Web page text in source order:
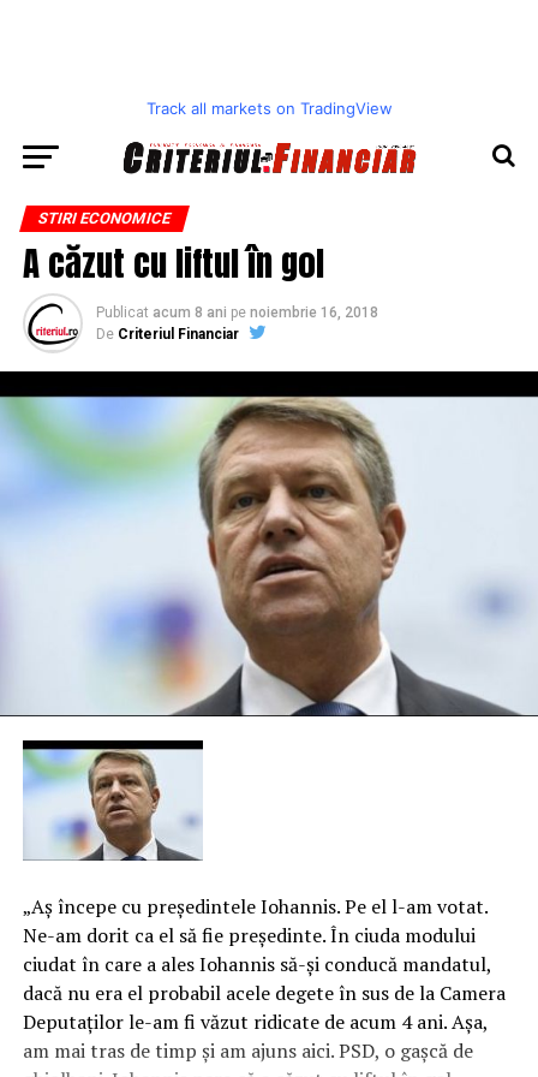
Track all markets on TradingView
STIRI ECONOMICE
A căzut cu liftul în gol
Publicat acum 8 ani pe noiembrie 16, 2018
De Criteriul Financiar
„Aş începe cu preşedintele Iohannis. Pe el l-am votat.
Ne-am dorit ca el să fie preşedinte. În ciuda modului
ciudat în care a ales Iohannis să-şi conducă mandatul,
dacă nu era el probabil acele degete în sus de la Camera
Deputaţilor le-am fi văzut ridicate de acum 4 ani. Aşa,
am mai tras de timp şi am ajuns aici. PSD, o gaşcă de